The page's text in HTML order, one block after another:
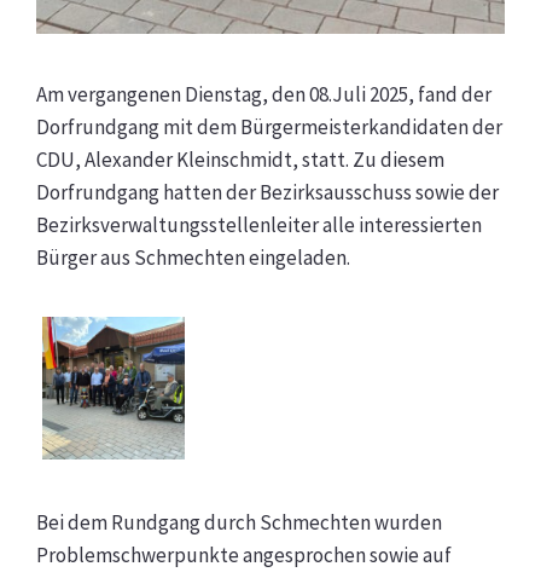
Am vergangenen Dienstag, den 08.Juli 2025, fand der
Dorfrundgang mit dem Bürgermeisterkandidaten der
CDU, Alexander Kleinschmidt, statt. Zu diesem
Dorfrundgang hatten der Bezirksausschuss sowie der
Bezirksverwaltungsstellenleiter alle interessierten
Bürger aus Schmechten eingeladen.
Bei dem Rundgang durch Schmechten wurden
Problemschwerpunkte angesprochen sowie auf